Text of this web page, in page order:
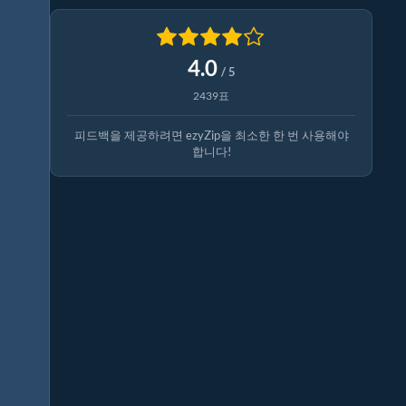
4.0 / 5
2439표
피드백을 제공하려면 ezyZip을 최소한 한 번 사용해야
합니다!